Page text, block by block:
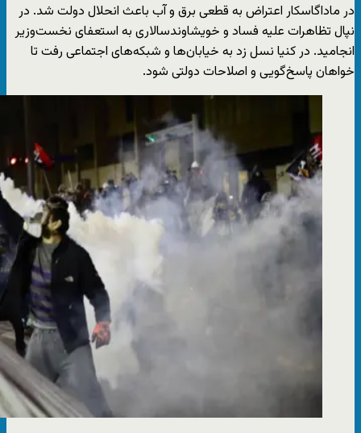
در ماداگاسکار اعتراض به قطعی برق و آب باعث انحلال دولت شد. در
نپال تظاهرات علیه فساد و خویشاوندسالاری به استعفای نخست‌وزیر
انجامید. در کنیا نسل زد به خیابان‌ها و شبکه‌های اجتماعی رفت تا
خواهان پاسخ‌گویی و اصلاحات دولتی شود.